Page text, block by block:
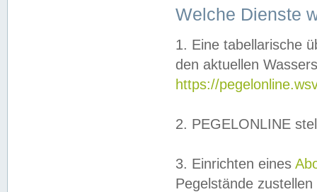
Welche Dienste
1. Eine tabellarische
den aktuellen
https://
2. PEGELONLINE
3. Einrichten eines
Pegelstände